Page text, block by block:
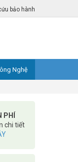
bảo hành
Nghệ
PHÍ
chi tiết